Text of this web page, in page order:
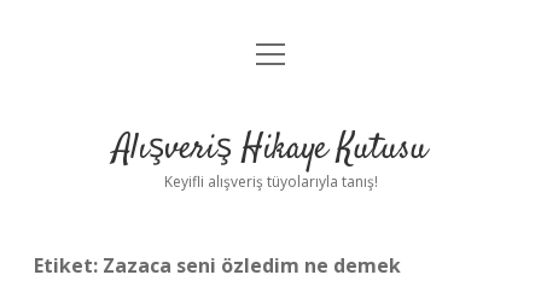
Anasayfa
Yasal Uyarı
menüyü
Alışveriş Hikaye Kutusu
Keyifli alışveriş tüyolarıyla tanış!
Etiket: Zazaca seni özledim ne demek